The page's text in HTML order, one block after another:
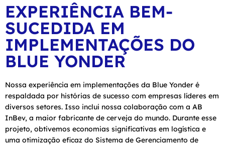
EXPERIÊNCIA BEM-
SUCEDIDA EM
IMPLEMENTAÇÕES DO
BLUE YONDER
Nossa experiência em implementações da Blue Yonder é
respaldada por histórias de sucesso com empresas líderes em
diversos setores. Isso inclui nossa colaboração com a AB
InBev, a maior fabricante de cerveja do mundo. Durante esse
projeto, obtivemos economias significativas em logística e
uma otimização eficaz do Sistema de Gerenciamento de